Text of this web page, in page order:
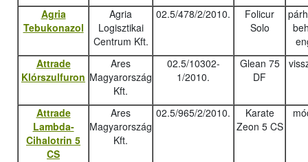
Agria
Tebukonazol
Agria
Logisztikai
Centrum Kft.
02.5/478/2/2010.
Folicur
Solo
Attrade
Klórszulfuron
Ares
Magyarország
Kft.
02.5/10302-
1/2010.
Glean 75
DF
Attrade
Lambda-
Cihalotrin 5
CS
Ares
Magyarország
Kft.
02.5/965/2/2010.
Karate
Zeon 5 CS